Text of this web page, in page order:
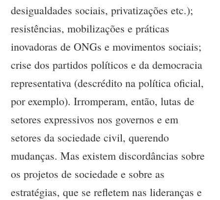
desigualdades sociais, privatizações etc.);
resistências, mobilizações e práticas
inovadoras de ONGs e movimentos sociais;
crise dos partidos políticos e da democracia
representativa (descrédito na política oficial,
por exemplo). Irromperam, então, lutas de
setores expressivos nos governos e em
setores da sociedade civil, querendo
mudanças. Mas existem discordâncias sobre
os projetos de sociedade e sobre as
estratégias, que se refletem nas lideranças e